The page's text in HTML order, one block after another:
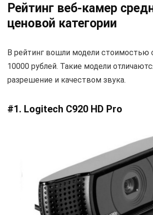
Рейтинг веб-камер
ценовой категории
В рейтинг вошли модели стоимостью
10000 рублей. Такие модели
разрешение и качеством звука.
#1. Logitech C920 HD Pro